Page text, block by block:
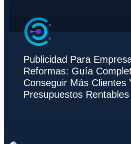
Publicidad Para
Reformas: Guía
Conseguir Más Clientes
Presupuestos Rentables